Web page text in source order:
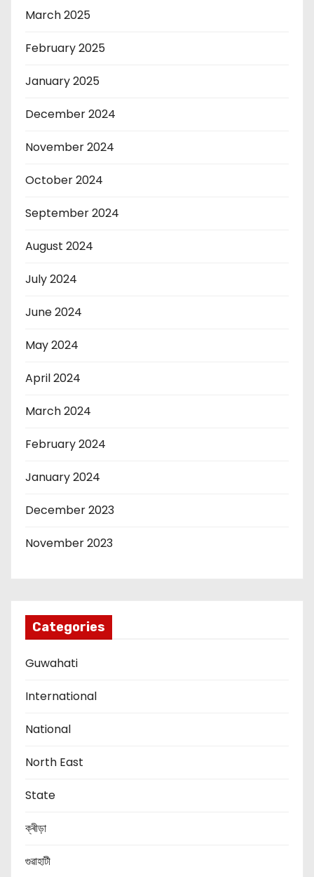
March 2025
February 2025
January 2025
December 2024
November 2024
October 2024
September 2024
August 2024
July 2024
June 2024
May 2024
April 2024
March 2024
February 2024
January 2024
December 2023
November 2023
Categories
Guwahati
International
National
North East
State
ক্ৰীড়া
গুৱাহাটী